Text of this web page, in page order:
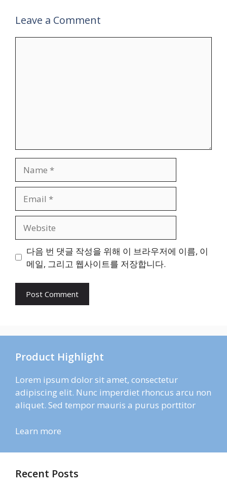
Leave a Comment
다음 번 댓글 작성을 위해 이 브라우저에 이름, 이
메일, 그리고 웹사이트를 저장합니다.
Product Highlight
Lorem ipsum dolor sit amet, consectetur
adipiscing elit. Nunc imperdiet rhoncus arcu non
aliquet. Sed tempor mauris a purus porttitor
Learn more
Recent Posts